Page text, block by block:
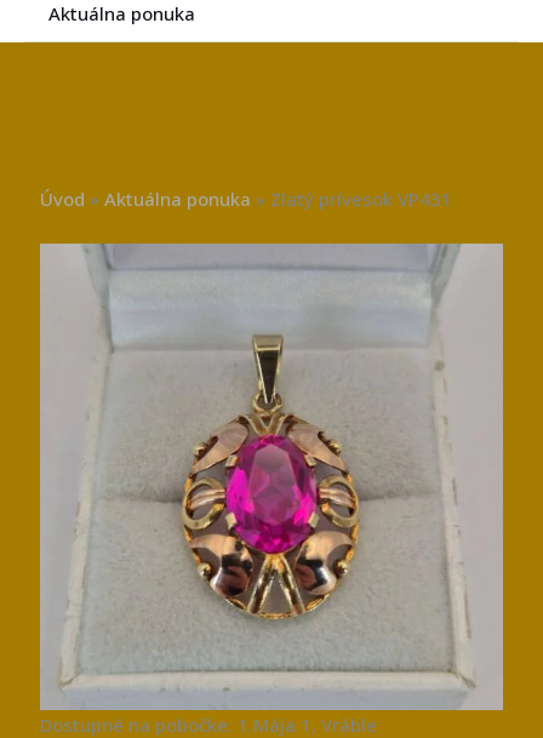
Aktuálna ponuka
Úvod »Aktuálna ponuka » Zlatý prívesok VP431
Dostupné na pobočke: 1.Mája 1, Vráble